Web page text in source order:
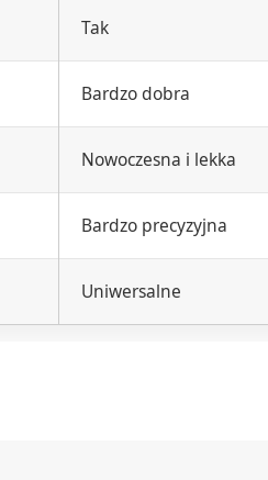
Tak
Bardzo dobra
Nowoczesna i lekka
Bardzo precyzyjna
Uniwersalne